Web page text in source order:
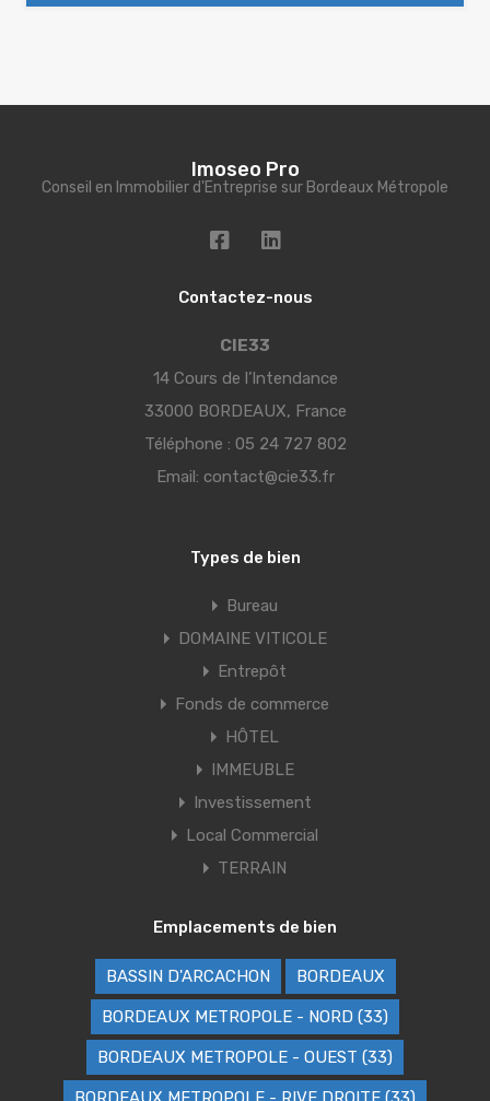
Imoseo Pro
Conseil en Immobilier d'Entreprise sur Bordeaux Métropole
Contactez-nous
CIE33
14 Cours de l’Intendance
33000 BORDEAUX, France
Téléphone : 05 24 727 802
Email: contact@cie33.fr
Types de bien
Bureau
DOMAINE VITICOLE
Entrepôt
Fonds de commerce
HÔTEL
IMMEUBLE
Investissement
Local Commercial
TERRAIN
Emplacements de bien
BASSIN D'ARCACHON BORDEAUX
BORDEAUX METROPOLE - NORD (33)
BORDEAUX METROPOLE - OUEST (33)